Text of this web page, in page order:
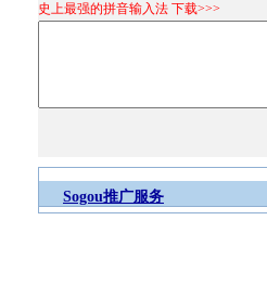
史上最强的拼音输入法 下载>>>
Sogou推广服务